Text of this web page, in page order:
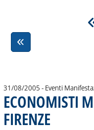
31/08/2005 - Eventi
ECONOMISTI
FIRENZE